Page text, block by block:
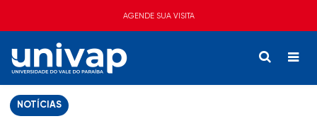
AGENDE SUA VISITA
NOTÍCIAS